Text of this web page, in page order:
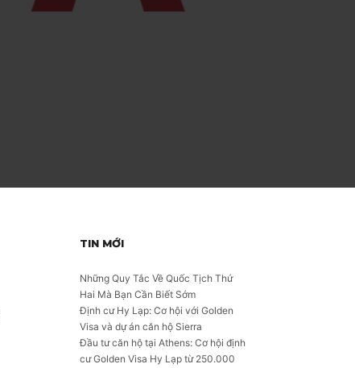
TIN MỚI
Những Quy Tắc Về Quốc Tịch Thứ
Hai Mà Bạn Cần Biết Sớm
Định cư Hy Lạp: Cơ hội với Golden
Visa và dự án căn hộ Sierra
Đầu tư căn hộ tại Athens: Cơ hội định
cư Golden Visa Hy Lạp từ 250.000